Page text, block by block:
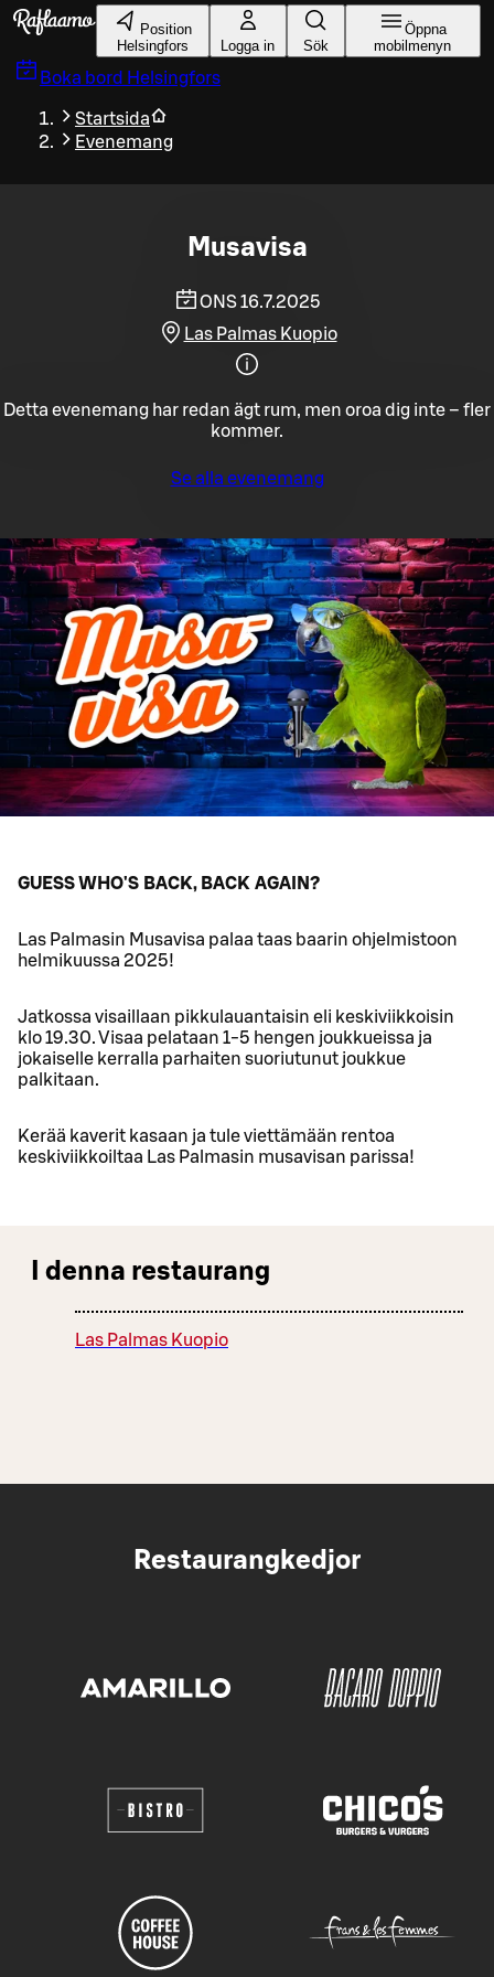
Gå till huvudinnehållet
Position
Helsingfors
Logga in Sök
Öppna
mobilmenyn
Boka bord Helsingfors
Startsida
Evenemang
Musavisa
ONS 16.7.2025
Las Palmas Kuopio
Detta evenemang har redan ägt rum, men oroa dig inte – fler
kommer.
Se alla evenemang
GUESS WHO'S BACK, BACK AGAIN?
Las Palmasin Musavisa palaa taas baarin ohjelmistoon
helmikuussa 2025!
Jatkossa visaillaan pikkulauantaisin eli keskiviikkoisin
klo 19.30. Visaa pelataan 1-5 hengen joukkueissa ja
jokaiselle kerralla parhaiten suoriutunut joukkue
palkitaan.
Kerää kaverit kasaan ja tule viettämään rentoa
keskiviikkoiltaa Las Palmasin musavisan parissa!
I denna restaurang
Las Palmas Kuopio
Restaurangkedjor